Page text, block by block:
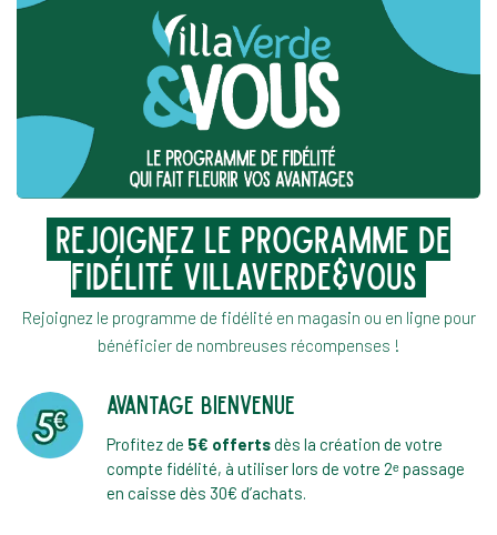
Rejoignez le programme de
fidélité villaverde&vous
Rejoignez le programme de fidélité en magasin ou en ligne pour
bénéficier de nombreuses récompenses !
AVANTAGE BIENVENUE
Profitez de 5€ offertsdès la création de votre
compte fidélité, à utiliser lors de votre 2ᵉ passage
en caisse dès 30€ d’achats.